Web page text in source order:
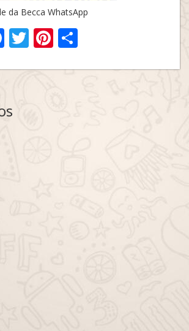
da Becca WhatsApp
Facebook
TwitterPinterest